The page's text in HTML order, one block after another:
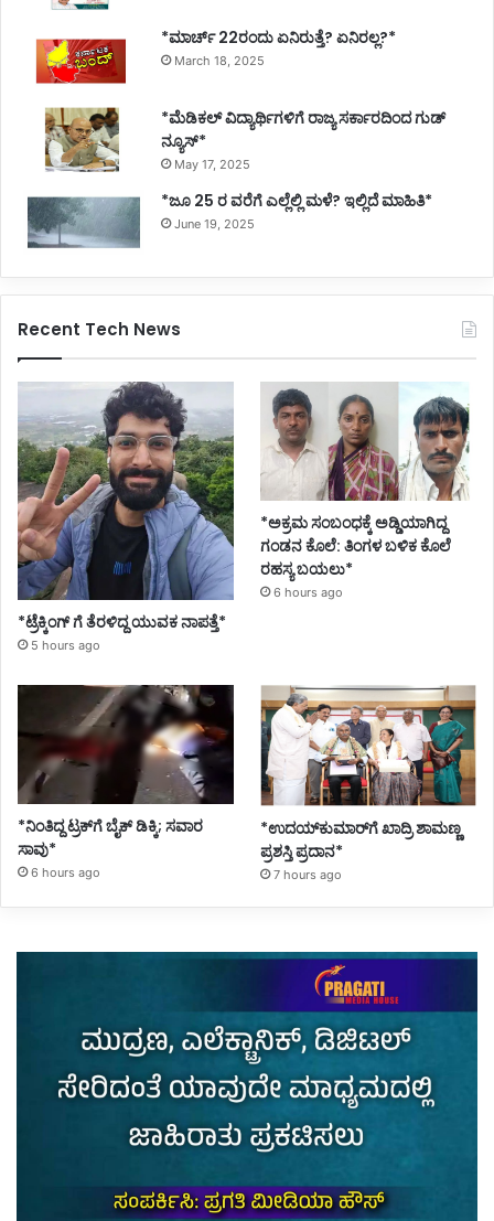
*ಮಾರ್ಚ್ 22ರಂದು ಏನಿರುತ್ತೆ? ಏನಿರಲ್ಲ?*
March 18, 2025
*ಮೆಡಿಕಲ್ ವಿದ್ಯಾರ್ಥಿಗಳಿಗೆ ರಾಜ್ಯ ಸರ್ಕಾರದಿಂದ ಗುಡ್
ನ್ಯೂಸ್*
May 17, 2025
*ಜೂ 25 ರ ವರೆಗೆ ಎಲ್ಲೆಲ್ಲಿ ಮಳೆ? ಇಲ್ಲಿದೆ ಮಾಹಿತಿ*
June 19, 2025
Recent Tech News
*ಟ್ರೆಕ್ಕಿಂಗ್ ಗೆ ತೆರಳಿದ್ದ ಯುವಕ ನಾಪತ್ತೆ*
5 hours ago
*ಅಕ್ರಮ ಸಂಬಂಧಕ್ಕೆ ಅಡ್ಡಿಯಾಗಿದ್ದ
ಗಂಡನ ಕೊಲೆ: ತಿಂಗಳ ಬಳಿಕ ಕೊಲೆ
ರಹಸ್ಯ ಬಯಲು*
6 hours ago
*ನಿಂತಿದ್ದ ಟ್ರಕ್‌ಗೆ ಬೈಕ್ ಡಿಕ್ಕಿ; ಸವಾರ
ಸಾವು*
6 hours ago
*ಉದಯ್‌ಕುಮಾರ್‌ಗೆ ಖಾದ್ರಿ ಶಾಮಣ್ಣ
ಪ್ರಶಸ್ತಿ ಪ್ರದಾನ*
7 hours ago